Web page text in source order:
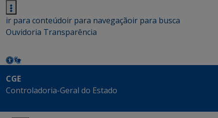
ir para conteúdoir para navegaçãoir para busca
Ouvidoria Transparência
CGE
Controladoria-Geral do Estado